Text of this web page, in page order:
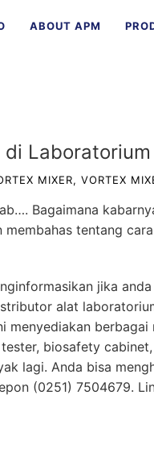
ABOUT APM
Laboratorium
MIXER, VORTEX
Bagaimana
tentang
jika
alat laboratoriu
menyediakan berbagai
biosafety
lagi. Anda bisa
(0251) 7504679.